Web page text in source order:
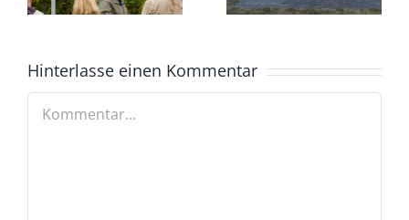
Hinterlasse einen Kommentar
Kommentar